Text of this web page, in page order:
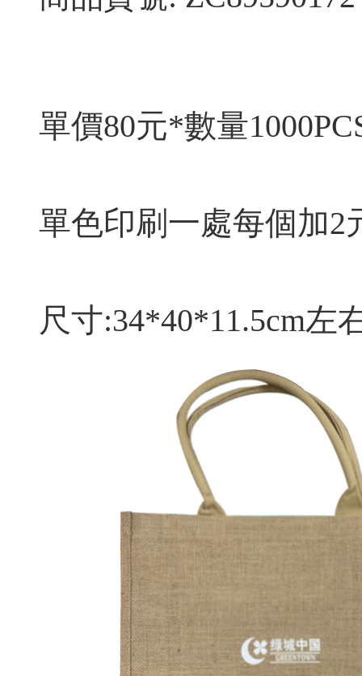
單價80元*數量
單色印刷一處每個加2
尺寸:34*40*11.5cm左